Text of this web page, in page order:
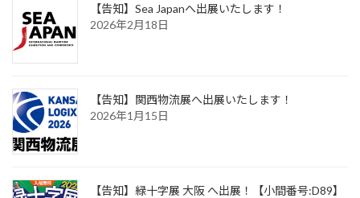
【告知】Sea Japanへ出展いたします！
2026年2月18日
【告知】関西物流展へ出展いたします！
2026年1月15日
【告知】緑十字展 大阪 へ出展！【小間番号:D89】